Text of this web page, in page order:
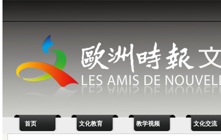
首页 文化教育 教学视频 文化交流